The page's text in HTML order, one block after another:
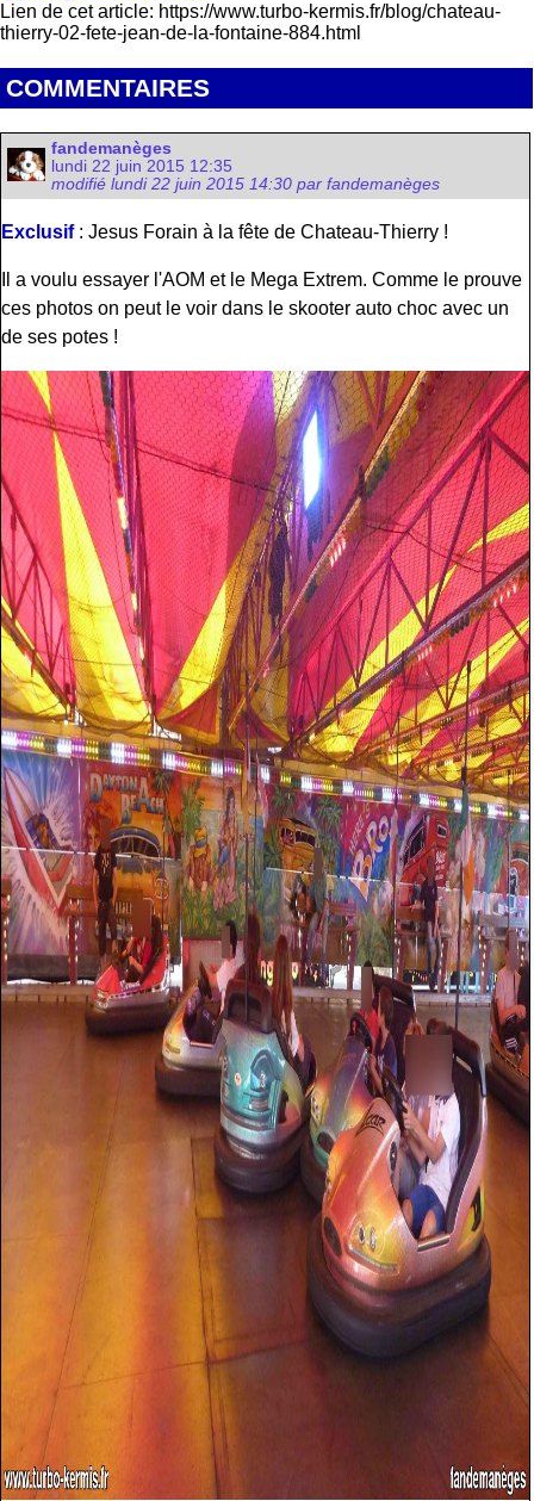
Lien de cet article: https://www.turbo-kermis.fr/blog/chateau-
thierry-02-fete-jean-de-la-fontaine-884.html
COMMENTAIRES
fandemanèges
lundi 22 juin 2015 12:35
modifié lundi 22 juin 2015 14:30 par fandemanèges
Exclusif: Jesus Forain à la fête de Chateau-Thierry !
Il a voulu essayer l'AOM et le Mega Extrem. Comme le prouve
ces photos on peut le voir dans le skooter auto choc avec un
de ses potes !